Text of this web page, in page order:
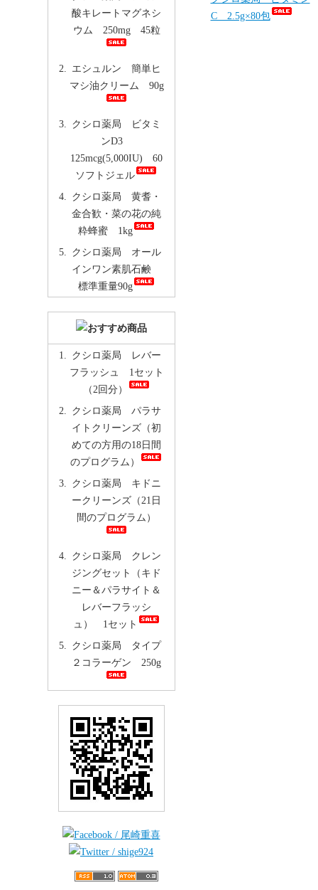
C 2.5g×80包
酸キレートマグネシ
ウム 250mg 45粒
エシュルン 簡単ヒ
マシ油クリーム 90g
クシロ薬局 ビタミ
ンD3
125mcg(5,000IU) 60
ソフトジェル
クシロ薬局 黄耆・
金合歓・菜の花の純
粋蜂蜜 1kg
クシロ薬局 オール
インワン素肌石鹸
標準重量90g
クシロ薬局 レバー
フラッシュ 1セット
（2回分）
クシロ薬局 パラサ
イトクリーンズ（初
めての方用の18日間
のプログラム）
クシロ薬局 キドニ
ークリーンズ（21日
間のプログラム）
クシロ薬局 クレン
ジングセット（キド
ニー＆パラサイト＆
レバーフラッシ
ュ） 1セット
クシロ薬局 タイプ
２コラーゲン 250g